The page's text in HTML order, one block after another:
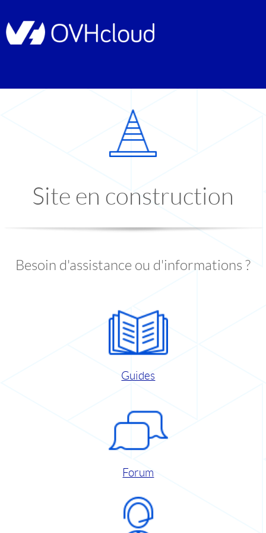
Site en construction
Besoin d'assistance ou d'informations ?
Guides
Forum